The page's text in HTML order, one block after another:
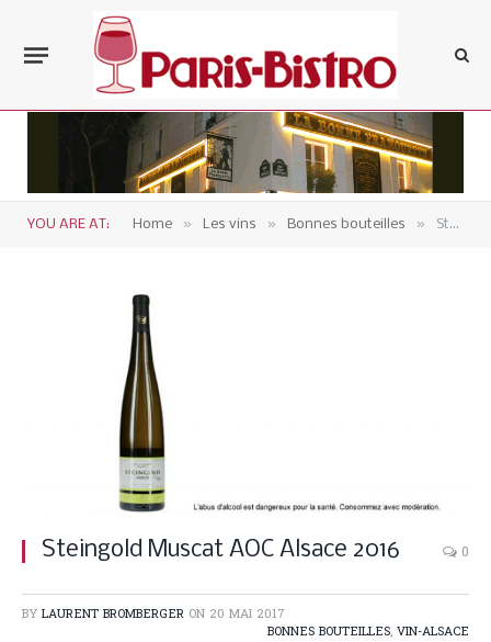
YOU ARE AT: Home » Les vins » Bonnes bouteilles » Steingold Muscat AOC Alsace 2016
Steingold Muscat AOC Alsace 2016 0
BY LAURENT BROMBERGER ON 20 MAI 2017
BONNES BOUTEILLES, VIN-ALSACE